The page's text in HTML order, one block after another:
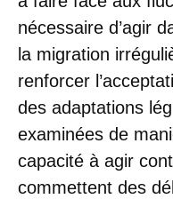
nécessaire d’agir
la migration
renforcer
des adaptations
examinées de
capacité à agir
commettent des